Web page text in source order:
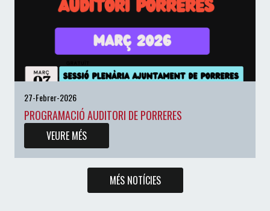
27-Febrer-2026
PROGRAMACIÓ AUDITORI DE PORRERES
VEURE MÉS
MÉS NOTÍCIES